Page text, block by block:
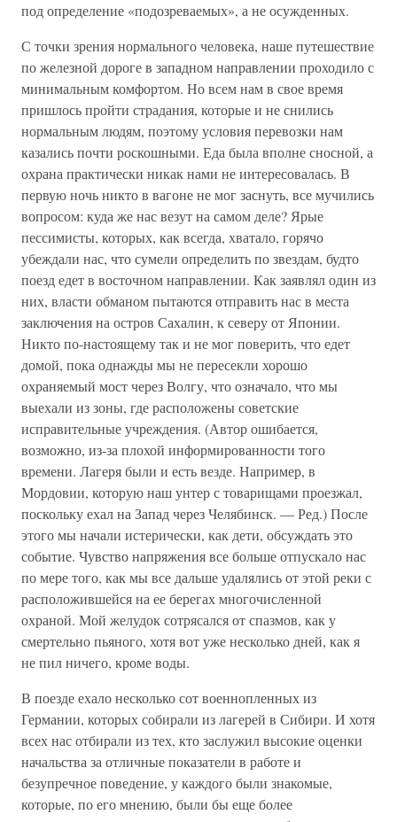
под определение «подозреваемых», а не осужденных.
С точки зрения нормального человека, наше путешествие
по железной дороге в западном направлении проходило с
минимальным комфортом. Но всем нам в свое время
пришлось пройти страдания, которые и не снились
нормальным людям, поэтому условия перевозки нам
казались почти роскошными. Еда была вполне сносной, а
охрана практически никак нами не интересовалась. В
первую ночь никто в вагоне не мог заснуть, все мучились
вопросом: куда же нас везут на самом деле? Ярые
пессимисты, которых, как всегда, хватало, горячо
убеждали нас, что сумели определить по звездам, будто
поезд едет в восточном направлении. Как заявлял один из
них, власти обманом пытаются отправить нас в места
заключения на остров Сахалин, к северу от Японии.
Никто по-настоящему так и не мог поверить, что едет
домой, пока однажды мы не пересекли хорошо
охраняемый мост через Волгу, что означало, что мы
выехали из зоны, где расположены советские
исправительные учреждения. (Автор ошибается,
возможно, из-за плохой информированности того
времени. Лагеря были и есть везде. Например, в
Мордовии, которую наш унтер с товарищами проезжал,
поскольку ехал на Запад через Челябинск. — Ред.) После
этого мы начали истерически, как дети, обсуждать это
событие. Чувство напряжения все больше отпускало нас
по мере того, как мы все дальше удалялись от этой реки с
расположившейся на ее берегах многочисленной
охраной. Мой желудок сотрясался от спазмов, как у
смертельно пьяного, хотя вот уже несколько дней, как я
не пил ничего, кроме воды.
В поезде ехало несколько сот военнопленных из
Германии, которых собирали из лагерей в Сибири. И хотя
всех нас отбирали из тех, кто заслужил высокие оценки
начальства за отличные показатели в работе и
безупречное поведение, у каждого были знакомые,
которые, по его мнению, были бы еще более